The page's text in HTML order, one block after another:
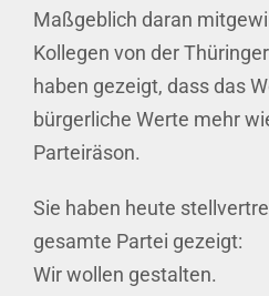
Maßgeblich daran
Kollegen von der
haben gezeigt, dass das
bürgerliche Werte mehr
Parteiräson.
Sie haben heute
gesamte Partei gezeigt:
Wir wollen gestalten.